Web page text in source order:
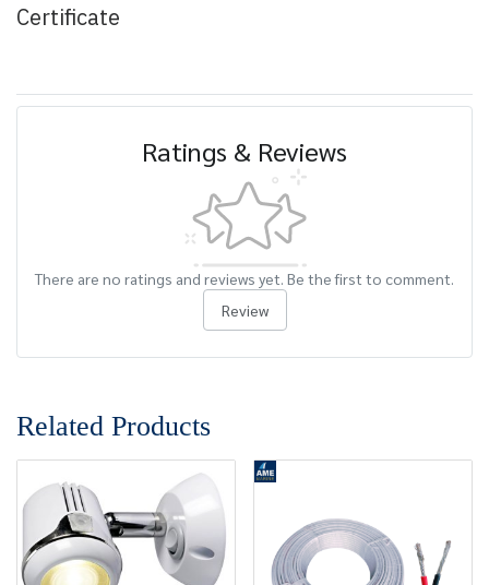
Certificate
Ratings & Reviews
There are no ratings and reviews yet. Be the first to comment.
Review
Related Products